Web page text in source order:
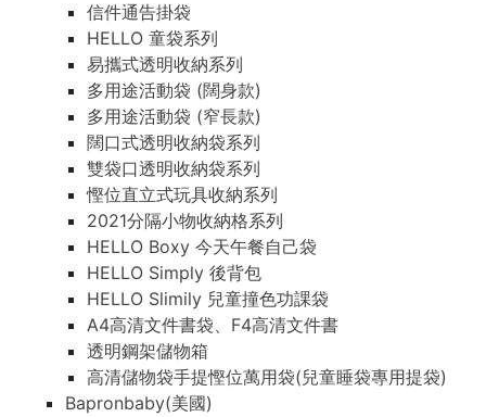
信件通告掛袋
HELLO 童袋系列
易攜式透明收納系列
多用途活動袋 (闊身款)
多用途活動袋 (窄長款)
闊口式透明收納袋系列
雙袋口透明收納袋系列
慳位直立式玩具收納系列
2021分隔小物收納格系列
HELLO Boxy 今天午餐自己袋
HELLO Simply 後背包
HELLO Slimily 兒童撞色功課袋
A4高清文件書袋、F4高清文件書
透明鋼架儲物箱
高清儲物袋手提慳位萬用袋(兒童睡袋專用提袋)
Bapronbaby(美國)